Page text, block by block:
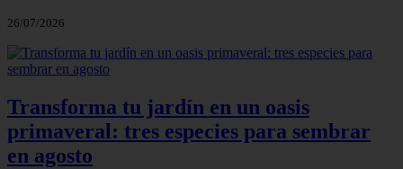
26/07/2026
Transforma tu jardín en un oasis
primaveral: tres especies para sembrar
en agosto